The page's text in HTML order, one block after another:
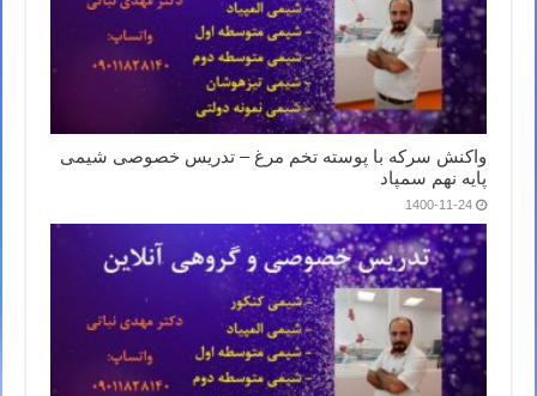
واکنش سرکه با پوسته تخم مرغ – تدریس خصوصی شیمی
پایه نهم سمپاد
1400-11-24